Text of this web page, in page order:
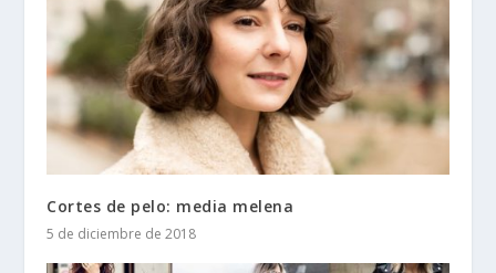
Cortes de pelo: media melena
5 de diciembre de 2018